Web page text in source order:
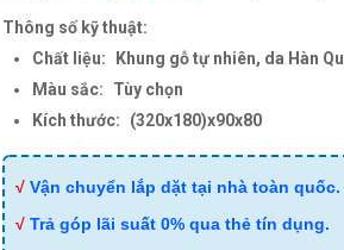
Thông số kỹ thuật:
Chất liệu:
Khung gỗ tự nhiên, da Hàn
Màu sắc:
Tùy chọn
Kích thước:
(320x180)x90x80
√Vận chuyển lắp dặt tại nhà toàn quốc.
√Trả góp lãi suất 0% qua thẻ tín dụng.